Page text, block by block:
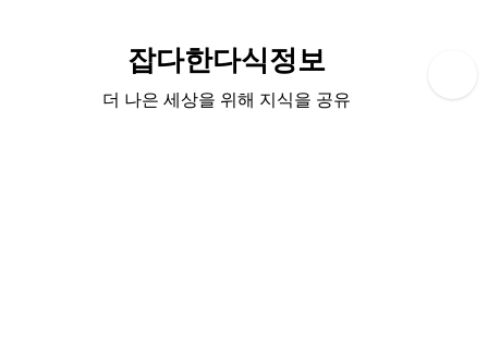
잡다한다식정보
더 나은 세상을 위해 지식을 공유